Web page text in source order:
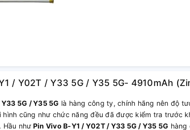
/ Y02T / Y33 5G / Y35 5G- 4910mAh
5G / Y35 5G là hàng công ty, chính hãng nên độ
hình cũng như chức năng đều đã được kiểm tra trước
Hầu như Pin Vivo B-Y1 / Y02T / Y33 5G / Y35 5G hàng